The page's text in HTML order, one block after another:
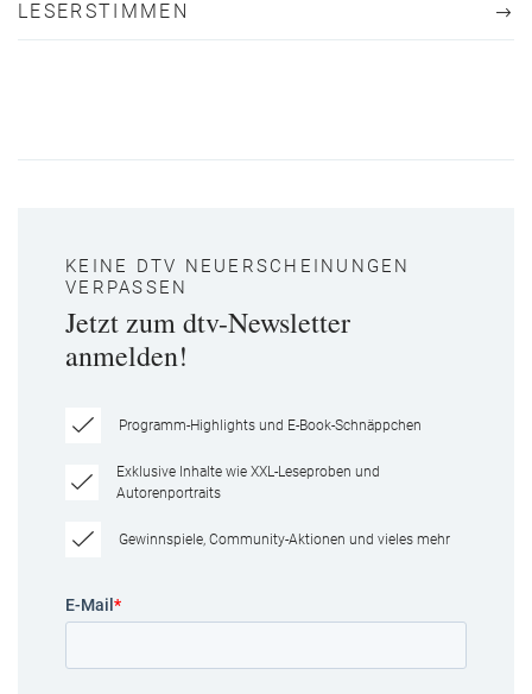
LESERSTIMMEN
KEINE DTV NEUERSCHEINUNGEN
VERPASSEN
Jetzt zum dtv-Newsletter
anmelden!
Programm-Highlights und E-Book-Schnäppchen
Exklusive Inhalte wie XXL-Leseproben und
Autorenportraits
Gewinnspiele, Community-Aktionen und vieles mehr
E-Mail *